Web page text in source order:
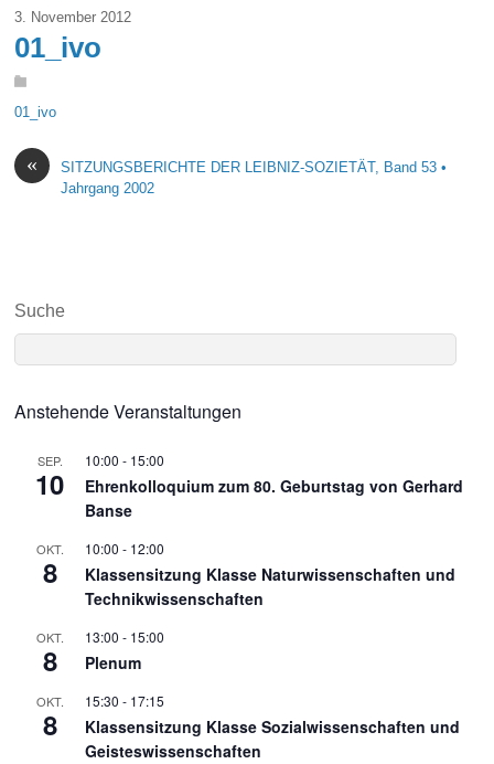
3. November 2012
01_ivo
01_ivo
«
SITZUNGSBERICHTE DER LEIBNIZ-SOZIETÄT, Band 53 •
Jahrgang 2002
Suche
Anstehende Veranstaltungen
SEP.
10
10:00 - 15:00
Ehrenkolloquium zum 80. Geburtstag von Gerhard
Banse
OKT.
8
10:00 - 12:00
Klassensitzung Klasse Naturwissenschaften und
Technikwissenschaften
OKT.
8
13:00 - 15:00
Plenum
OKT.
8
15:30 - 17:15
Klassensitzung Klasse Sozialwissenschaften und
Geisteswissenschaften